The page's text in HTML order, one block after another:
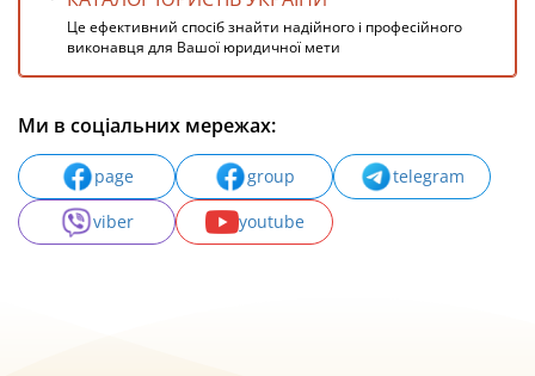
Це ефективний спосіб знайти надійного і професійного
виконавця для Вашої юридичної мети
Ми в соціальних мережах:
page group
telegram
viber
youtube